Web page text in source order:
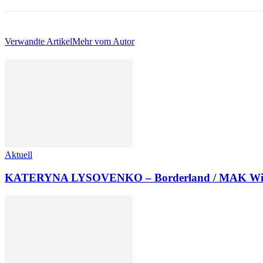
Verwandte ArtikelMehr vom Autor
Aktuell
KATERYNA LYSOVENKO – Borderland / MAK